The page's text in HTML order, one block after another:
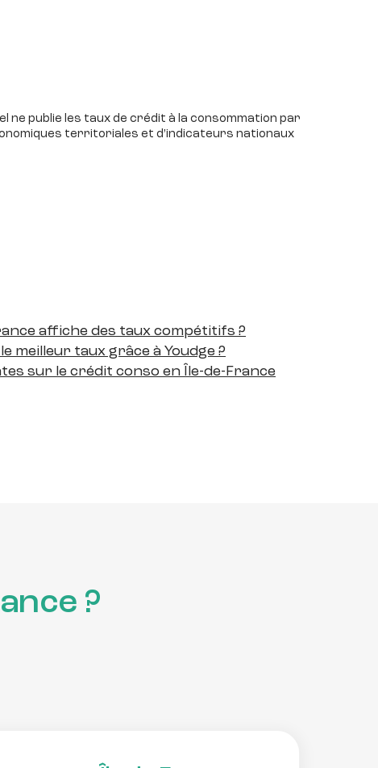
ne publie les taux de crédit à la consommation par
territoriales et d’indicateurs nationaux
affiche des taux compétitifs ?
meilleur taux grâce à Youdge ?
sur le crédit conso en Île-de-France
?